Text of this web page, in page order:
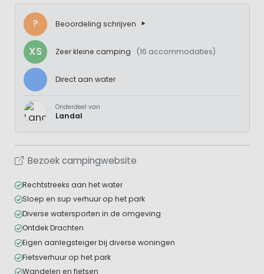
? Beoordeling schrijven
XS Zeer kleine camping (16 accommodaties)
Direct aan water
Onderdeel van
Landal
Bezoek campingwebsite
Rechtstreeks aan het water
Sloep en sup verhuur op het park
Diverse watersporten in de omgeving
Ontdek Drachten
Eigen aanlegsteiger bij diverse woningen
Fietsverhuur op het park
Wandelen en fietsen